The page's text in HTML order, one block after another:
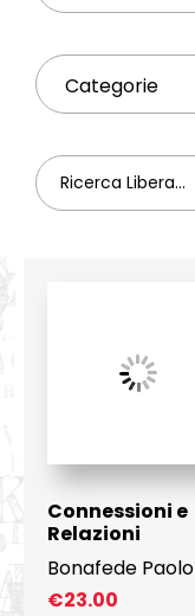
Connessioni e
Relazioni
Bonafede Paolo
€23.00